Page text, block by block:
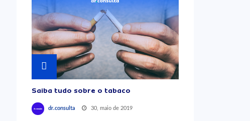
Saiba tudo sobre o tabaco
dr.consulta 30, maio de 2019